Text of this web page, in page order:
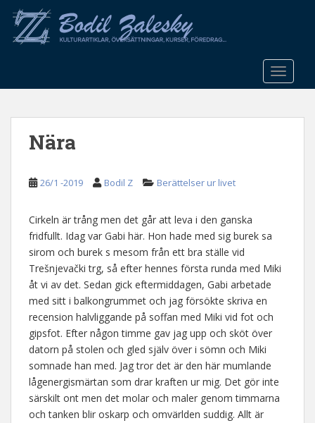
o
Nära
26/1 -2019 Bodil Z Berättelser ur livet
Cirkeln är trång men det går att leva i den ganska
fridfullt. Idag var Gabi här. Hon hade med sig burek sa
sirom och burek s mesom från ett bra ställe vid
Trešnjevački trg, så efter hennes första runda med Miki
åt vi av det. Sedan gick eftermiddagen, Gabi arbetade
med sitt i balkongrummet och jag försökte skriva en
recension halvliggande på soffan med Miki vid fot och
gipsfot. Efter någon timme gav jag upp och sköt över
datorn på stolen och gled själv över i sömn och Miki
somnade han med. Jag tror det är den här mumlande
lågenergismärtan som drar kraften ur mig. Det gör inte
särskilt ont men det molar och maler genom timmarna
och tanken blir oskarp och omvärlden suddig. Allt är